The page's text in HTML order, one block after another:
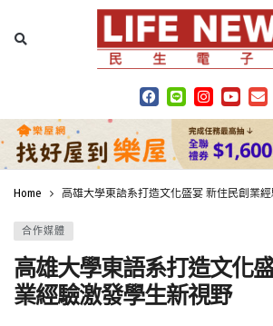
Home 高雄大學東語系打造文化盛宴 新住民創業
合作媒體
高雄大學東語系打造文化
業經驗激發學生新視野